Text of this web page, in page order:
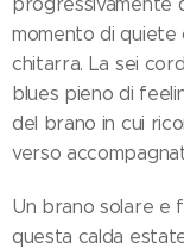
momento di quiete
chitarra. La sei
blues pieno di
del brano in cui
verso
Un brano solare e
questa calda